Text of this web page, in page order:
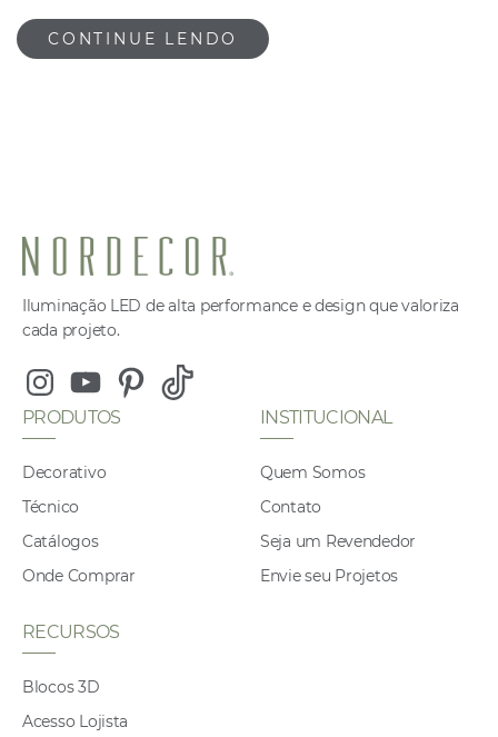
CONTINUE LENDO
Iluminação LED de alta performance e design que valoriza
cada projeto.
InstagramYoutubePinterest
Tiktok
PRODUTOS
Decorativo
Técnico
Catálogos
Onde Comprar
INSTITUCIONAL
Quem Somos
Contato
Seja um Revendedor
Envie seu Projetos
RECURSOS
Blocos 3D
Acesso Lojista